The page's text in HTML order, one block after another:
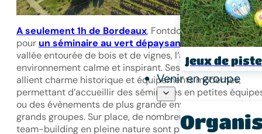
Jeux de piste
Venir en groupe
A seulement 1h de Bordeaux, Fontdouce est le lieu
pour un séminaire au vert dépaysant: nichée dans une
vallée entourée de bois et de vignes, l’abbaye offre un
environnement calme et inspirant. Ses salles de réunion
allient charme historique et équipements modernes,
permettant d’accueillir des séminaires en petites
ou des évènements de plus grande envergure avec de
grands groupes. Sur place, de nombreuses activités de
team-building en pleine nature sont proposées à la cible